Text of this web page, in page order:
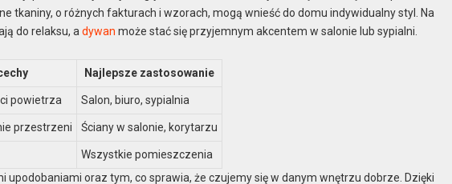
tkaniny, o różnych fakturach i wzorach, mogą wnieść do domu indywidualny styl. Na
do relaksu, adywan może stać się przyjemnym akcentem w salonie lub sypialni.
Najlepsze zastosowanie
powietrza Salon, biuro, sypialnia
przestrzeni Ściany w salonie, korytarzu
Wszystkie pomieszczenia
upodobaniami oraz tym, co sprawia, że czujemy się w danym wnętrzu dobrze. Dzięki